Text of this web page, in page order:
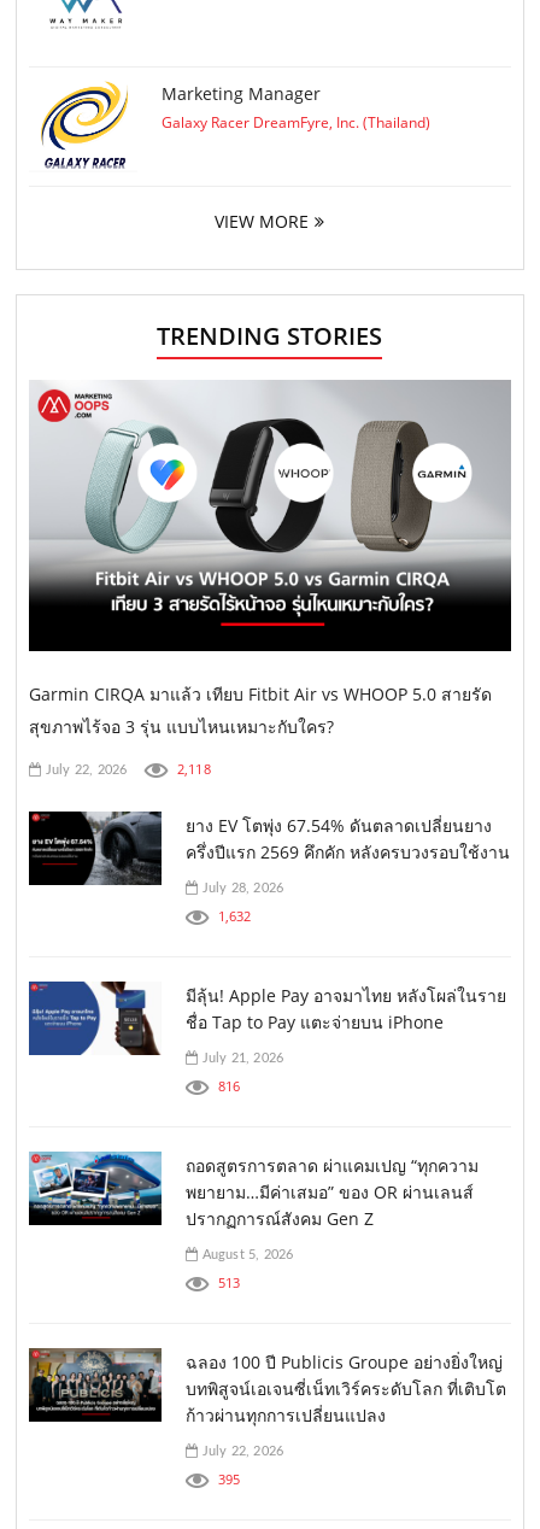
Marketing Manager
Galaxy Racer DreamFyre, Inc. (Thailand)
VIEW MORE
TRENDING STORIES
Garmin CIRQA มาแล้ว เทียบ Fitbit Air vs WHOOP 5.0 สายรัด
สุขภาพไร้จอ 3 รุ่น แบบไหนเหมาะกับใคร?
July 22, 2026 2,118
ยาง EV โตพุ่ง 67.54% ดันตลาดเปลี่ยนยาง
ครึ่งปีแรก 2569 คึกคัก หลังครบวงรอบใช้งาน
July 28, 2026
1,632
มีลุ้น! Apple Pay อาจมาไทย หลังโผล่ในราย
ชื่อ Tap to Pay แตะจ่ายบน iPhone
July 21, 2026
816
ถอดสูตรการตลาด ผ่าแคมเปญ “ทุกความ
พยายาม…มีค่าเสมอ” ของ OR ผ่านเลนส์
ปรากฏการณ์สังคม Gen Z
August 5, 2026
513
ฉลอง 100 ปี Publicis Groupe อย่างยิ่งใหญ่
บทพิสูจน์เอเจนซี่เน็ทเวิร์คระดับโลก ที่เติบโต
ก้าวผ่านทุกการเปลี่ยนแปลง
July 22, 2026
395